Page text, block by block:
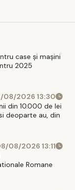
case și mașini
2025
08/2026 13:30
din 10.000 de lei
deoparte au, din
08/2026 13:11
Romane